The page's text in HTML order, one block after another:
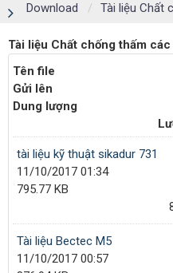
Download Tài liệu Chất
Tài liệu Chất chống thấm các
Tên file
Gửi lên
Dung lượng
tài liệu kỹ thuật sikadur 731
11/10/2017 01:34
795.77 KB
Tài liệu Bectec M5
11/10/2017 00:57